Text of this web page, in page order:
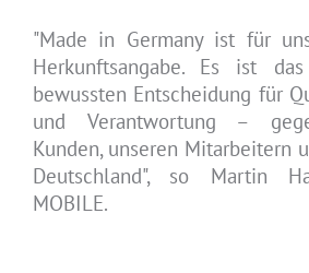
"Made in Germany ist für
Herkunftsangabe. Es ist
bewussten Entscheidung für
und Verantwortung –
Kunden, unseren Mitarbeitern
Deutschland", so Martin
MOBILE.